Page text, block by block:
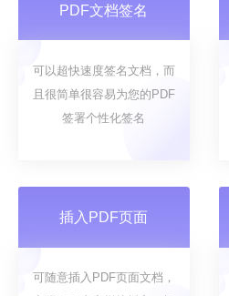
PDF文档签名
可以超快速度签名文档，而
且很简单很容易为您的PDF
签署个性化签名
插入PDF页面
可随意插入PDF页面文档，